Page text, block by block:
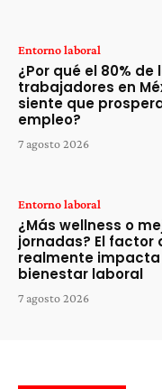
Entorno laboral
¿Por qué el 80% de
trabajadores en
siente que
empleo?
7 agosto 2026
Entorno laboral
¿Más wellness o
jornadas? El factor
realmente impacta
bienestar laboral
7 agosto 2026